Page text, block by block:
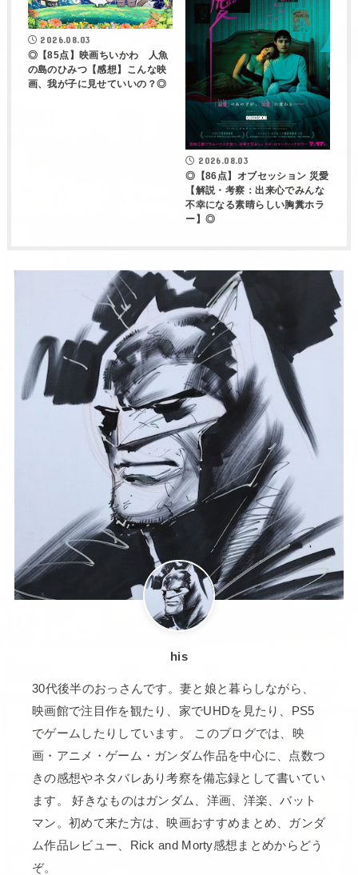
2026.08.03
◎【85点】映画ちいかわ 人魚
の島のひみつ【感想】こんな映
画、我が子に見せていいの？◎
2026.08.03
◎【86点】オブセッション 災愛
【解説・考察：出来心でみんな
不幸になる素晴らしい胸糞ホラ
ー】◎
his
30代後半のおっさんです。妻と娘と暮らしながら、
映画館で注目作を観たり、家でUHDを見たり、PS5
でゲームしたりしています。 このブログでは、映
画・アニメ・ゲーム・ガンダム作品を中心に、点数つ
きの感想やネタバレあり考察を備忘録として書いてい
ます。 好きなものはガンダム、洋画、洋楽、バット
マン。初めて来た方は、映画おすすめまとめ、ガンダ
ム作品レビュー、Rick and Morty感想まとめからどう
ぞ。